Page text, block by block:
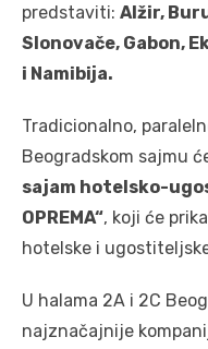
predstaviti: Alžir,
Slonovače, Gabon,
i Namibija.
Tradicionalno,
Beogradskom sajmu
sajam hotelsko-
OPREMA“, koji će
hotelske i
U halama 2A i 2C
najznačajnije